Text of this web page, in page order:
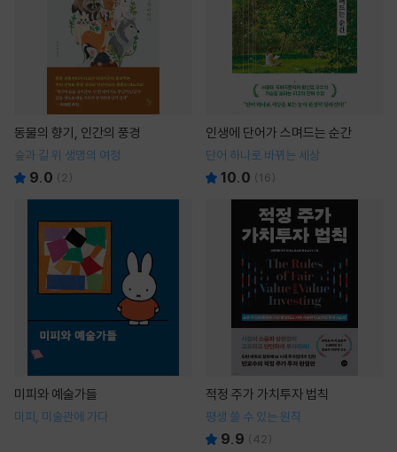
동물의 향기, 인간의 풍경
숲과 길 위 생명의 여정
9.0 ( 2)
인생에 단어가 스며드는 순간
단어 하나로 바뀌는 세상
10.0 (16)
미피와 예술가들
미피, 미술관에 가다
적정 주가 가치투자 법칙
평생 쓸 수 있는 원칙
9.9 (42)